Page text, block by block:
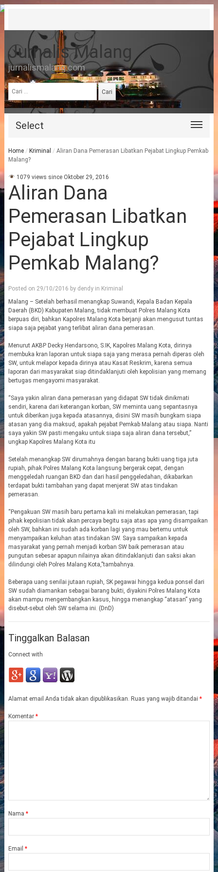
Jurnalis Malang
jurnalismalang.com
Cari
untuk:
Select
Home / Kriminal / Aliran Dana Pemerasan Libatkan Pejabat Lingkup Pemkab
Malang?
1079 views since Oktober 29, 2016
Aliran Dana
Pemerasan Libatkan
Pejabat Lingkup
Pemkab Malang?
Posted on 29/10/2016 by dendyin Kriminal
Malang – Setelah berhasil menangkap Suwandi, Kepala Badan Kepala
Daerah (BKD) Kabupaten Malang, tidak membuat Polres Malang Kota
berpuas diri, bahkan Kapolres Malang Kota berjanji akan mengusut tuntas
siapa saja pejabat yang terlibat aliran dana pemerasan.
Menurut AKBP Decky Hendarsono, S.IK, Kapolres Malang Kota, dirinya
membuka kran laporan untuk siapa saja yang merasa pernah diperas oleh
SW, untuk melapor kepada dirinya atau Kasat Reskrim, karena semua
laporan dari masyarakat siap ditindaklanjuti oleh kepolisian yang memang
bertugas mengayomi masyarakat.
“Saya yakin aliran dana pemerasan yang didapat SW tidak dinikmati
sendiri, karena dari keterangan korban, SW meminta uang sepantasnya
untuk diberikan juga kepada atasannya, disini SW masih bungkam siapa
atasan yang dia maksud, apakah pejabat Pemkab Malang atau siapa. Nanti
saya yakin SW pasti mengaku untuk siapa saja aliran dana tersebut,”
ungkap Kapolres Malang Kota itu
Setelah menangkap SW dirumahnya dengan barang bukti uang tiga juta
rupiah, pihak Polres Malang Kota langsung bergerak cepat, dengan
menggeledah ruangan BKD dan dari hasil penggeledahan, dikabarkan
terdapat bukti tambahan yang dapat menjerat SW atas tindakan
pemerasan.
“Pengakuan SW masih baru pertama kali ini melakukan pemerasan, tapi
pihak kepolisian tidak akan percaya begitu saja atas apa yang disampaikan
oleh SW, bahkan ini sudah ada korban lagi yang mau bertemu untuk
menyampaikan keluhan atas tindakan SW. Saya sampaikan kepada
masyarakat yang pernah menjadi korban SW baik pemerasan atau
pungutan sebesar apapun nilainya akan ditindaklanjuti dan saksi akan
dilindungi oleh Polres Malang Kota,”tambahnya.
Beberapa uang senilai jutaan rupiah, SK pegawai hingga kedua ponsel dari
SW sudah diamankan sebagai barang bukti, diyakini Polres Malang Kota
akan mampu mengembangkan kasus, hingga menangkap “atasan” yang
disebut-sebut oleh SW selama ini. (DnD)
Tinggalkan Balasan
Connect with
Alamat email Anda tidak akan dipublikasikan. Ruas yang wajib ditandai *
Komentar *
Nama *
Email *